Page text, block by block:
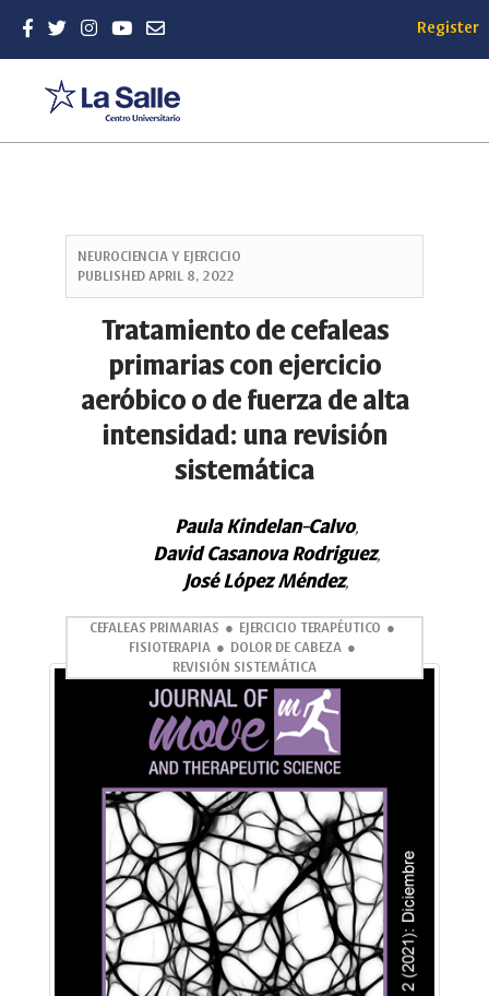
Navigation
Content
Register
NEUROCIENCIA Y EJERCICIO
PUBLISHED APRIL 8, 2022
Tratamiento de cefaleas
primarias con ejercicio
aeróbico o de fuerza de alta
intensidad: una revisión
sistemática
Paula Kindelan-Calvo,
David Casanova Rodriguez,
José López Méndez,
CEFALEAS PRIMARIAS
EJERCICIO TERAPÉUTICO
FISIOTERAPIA
DOLOR DE CABEZA
REVISIÓN SISTEMÁTICA